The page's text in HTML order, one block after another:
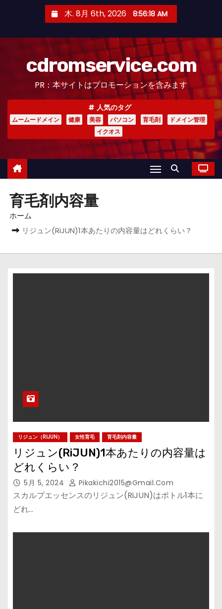
木. 8月 6th, 2026 8:56:19 AM
cdromservice.com
PR：本サイトはプロモーションを含みます
人気のタグ
ムームードメイン 健康 美容 パソコン 育毛剤
ドメイン管理
イクオス
育毛剤内容量
ホーム
リジュン(RiJUN)1本あたりの内容量はどれくらい？
リジュン（RIJUN） 女性育毛 育毛剤内容量
リジュン(RiJUN)1本あたりの内容量は
どれくらい？
5月 5, 2024 Pikakichi2015@gmail.com
スカルプエッセンスのリジュン(RiJUN)はボトル1本に
どれ…